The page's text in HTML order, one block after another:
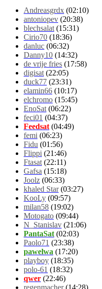
Andreasgrdx (02:10)
antoniopev (20:38)
blechsalat (15:31)
Cirio70 (18:36)
danluc (06:32)
Danny10 (14:32)
de vrije fries (17:58)
digisat (22:05)
duck77 (23:31)
elamin66 (10:17)
elchromo (15:45)
EnoSat (06:22)
feci01 (04:37)
Feedsat (04:49)
femi (06:23)
Fidu (01:56)
Flippi (21:46)
Ftasat (22:11)
Gafsa (15:18)
Joolz (06:33)
khaled Star(03:27)
KooLy (09:57)
milan58 (19:02)
Motogato (09:44)
N_Stanislav (21:06)
PantaSat (02:03)
Paolo71 (23:38)
pawelwa (17:20)
playboy (18:35)
polo-61 (18:32)
qwer (22:46)
regenmacher(14:28)